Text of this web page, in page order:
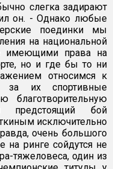
слегка задирают
он. - Однако любые
поединки мы
на национальной
имеющими права на
но и где бы то ни
относимся к
за их спортивные
предстоящий бой
исключительно
очень большого
на ринге сойдутся не
тяжеловеса, один из